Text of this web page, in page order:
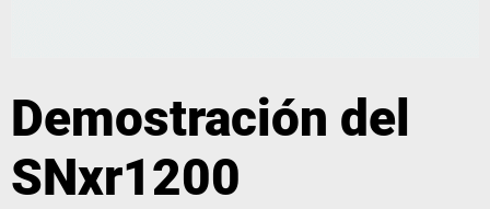
Demostración del
SNxr1200